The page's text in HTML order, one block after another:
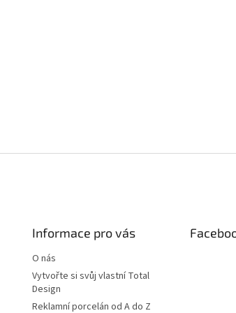
Informace pro vás
O nás
Vytvořte si svůj vlastní Total
Design
Reklamní porcelán od A do Z